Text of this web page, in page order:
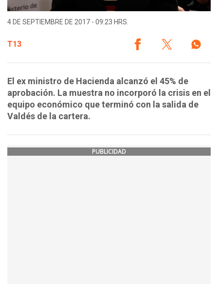
4 DE SEPTIEMBRE DE 2017 - 09:23 HRS.
T13
El ex ministro de Hacienda alcanzó el 45% de
aprobación. La muestra no incorporó la crisis en el
equipo económico que terminó con la salida de
Valdés de la cartera.
PUBLICIDAD